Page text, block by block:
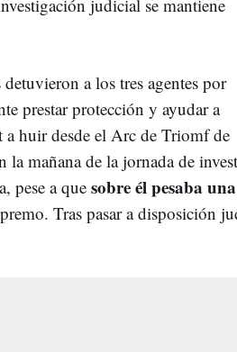
judicial se mantiene
a los tres agentes por
prestar protección y ayudar a
a huir desde el Arc de Triomf de
la mañana de la jornada de
pese a que sobre él pesaba
Tras pasar a disposición